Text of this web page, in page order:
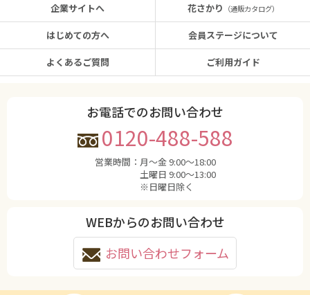
企業サイトへ
はじめての方へ
よくあるご質問
花さかり （通販カタログ）
会員ステージについて
ご利用ガイド
お電話でのお問い合わせ
0120-488-588
営業時間： 月〜金 9:00〜18:00
土曜日 9:00〜13:00
※日曜日除く
WEBからのお問い合わせ
お問い合わせフォーム